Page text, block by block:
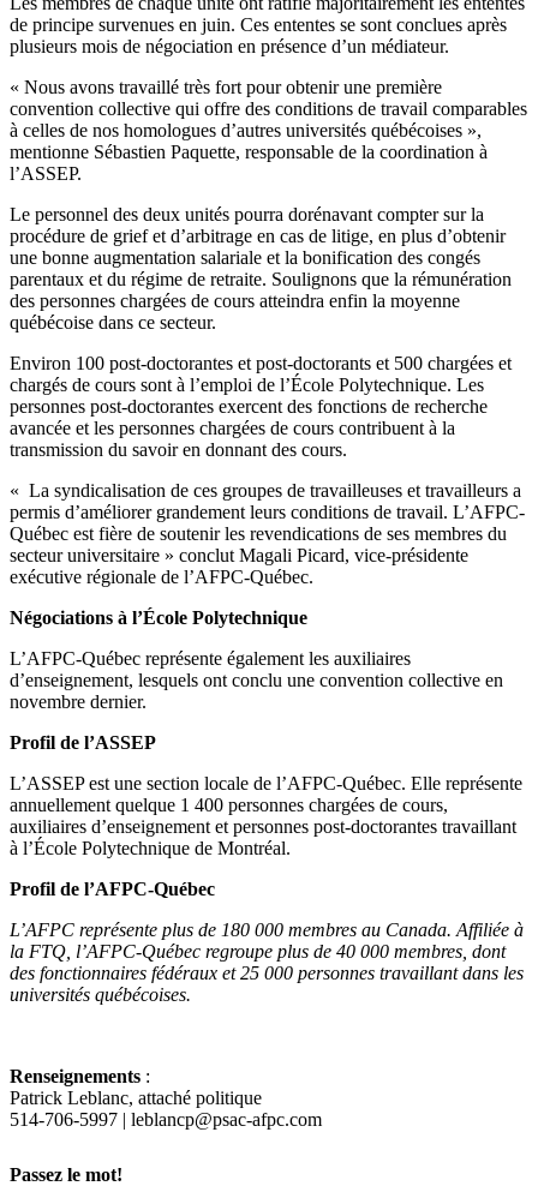
de principe survenues en juin. Ces ententes se sont conclues après
plusieurs mois de négociation en présence d’un médiateur.
« Nous avons travaillé très fort pour obtenir une première
convention collective qui offre des conditions de travail comparables
à celles de nos homologues d’autres universités québécoises »,
mentionne Sébastien Paquette, responsable de la coordination à
l’ASSEP.
Le personnel des deux unités pourra dorénavant compter sur la
procédure de grief et d’arbitrage en cas de litige, en plus d’obtenir
une bonne augmentation salariale et la bonification des congés
parentaux et du régime de retraite. Soulignons que la rémunération
des personnes chargées de cours atteindra enfin la moyenne
québécoise dans ce secteur.
Environ 100 post-doctorantes et post-doctorants et 500 chargées et
chargés de cours sont à l’emploi de l’École Polytechnique. Les
personnes post-doctorantes exercent des fonctions de recherche
avancée et les personnes chargées de cours contribuent à la
transmission du savoir en donnant des cours.
« La syndicalisation de ces groupes de travailleuses et travailleurs a
permis d’améliorer grandement leurs conditions de travail. L’AFPC-
Québec est fière de soutenir les revendications de ses membres du
secteur universitaire » conclut Magali Picard, vice-présidente
exécutive régionale de l’AFPC-Québec.
Négociations à l’École Polytechnique
L’AFPC-Québec représente également les auxiliaires
d’enseignement, lesquels ont conclu une convention collective en
novembre dernier.
Profil de l’ASSEP
L’ASSEP est une section locale de l’AFPC-Québec. Elle représente
annuellement quelque 1 400 personnes chargées de cours,
auxiliaires d’enseignement et personnes post-doctorantes travaillant
à l’École Polytechnique de Montréal.
Profil de l’AFPC-Québec
L’AFPC représente plus de 180 000 membres au Canada. Affiliée à
la FTQ, l’AFPC‑Québec regroupe plus de 40 000 membres, dont
des fonctionnaires fédéraux et 25 000 personnes travaillant dans les
universités québécoises.
Renseignements :
Patrick Leblanc, attaché politique
514-706-5997 | leblancp@psac-afpc.com
Passez le mot!